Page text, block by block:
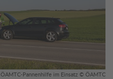
ÖAMTC-Pannenhilfe im Einsatz © ÖAMTC